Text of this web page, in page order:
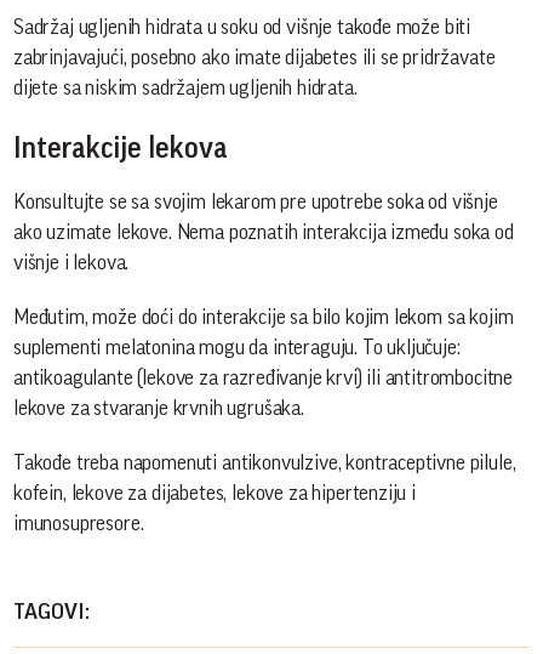
Sadržaj ugljenih hidrata u soku od višnje takođe može biti
zabrinjavajući, posebno ako imate dijabetes ili se pridržavate
dijete sa niskim sadržajem ugljenih hidrata.
Interakcije lekova
Konsultujte se sa svojim lekarom pre upotrebe soka od višnje
ako uzimate lekove. Nema poznatih interakcija između soka od
višnje i lekova.
Međutim, može doći do interakcije sa bilo kojim lekom sa kojim
suplementi melatonina mogu da interaguju. To uključuje:
antikoagulante (lekove za razređivanje krvi) ili antitrombocitne
lekove za stvaranje krvnih ugrušaka.
Takođe treba napomenuti antikonvulzive, kontraceptivne pilule,
kofein, lekove za dijabetes, lekove za hipertenziju i
imunosupresore.
TAGOVI: